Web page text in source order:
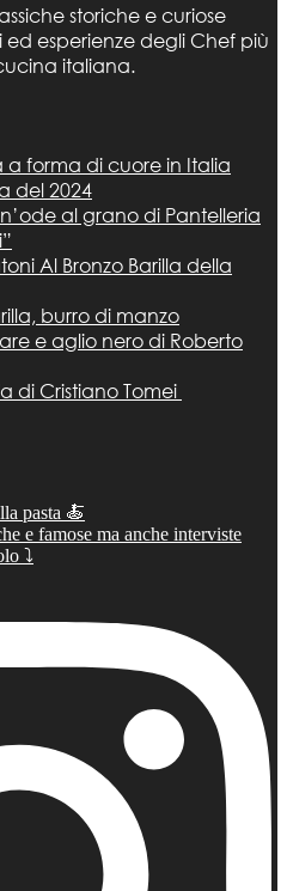
storiche e curiose
esperienze degli Chef più
italiana.
a forma di cuore in Italia
del 2024
al grano di Pantelleria
Al Bronzo Barilla della
burro di manzo
e aglio nero di Roberto
di Cristiano Tomei
pasta 🍝
e famose ma anche interviste
⤵️